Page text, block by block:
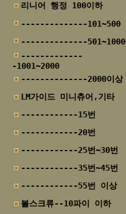
리니어 행정 100이하
--------------101~500
--------------501~1000
-------------
-1001~2000
--------------2000이상
LM가이드 미니츄어,기타
------------15번
------------20번
------------25번~30번
------------35번~45번
------------55번 이상
볼스크류--10파이 이하